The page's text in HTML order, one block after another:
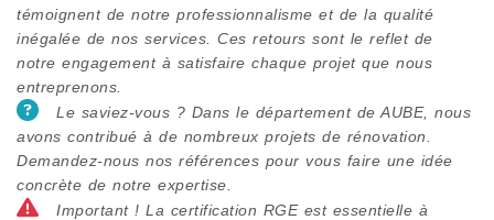
témoignent de notre professionnalisme et de la qualité
inégalée de nos services. Ces retours sont le reflet de
notre engagement à satisfaire chaque projet que nous
entreprenons.
Le saviez-vous ? Dans le département de AUBE, nous
avons contribué à de nombreux projets de rénovation.
Demandez-nous nos références pour vous faire une idée
concrète de notre expertise.
Important ! La certification RGE est essentielle à